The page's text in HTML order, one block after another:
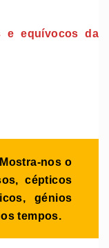
e equívocos da
nos o
cépticos
génios
tempos.